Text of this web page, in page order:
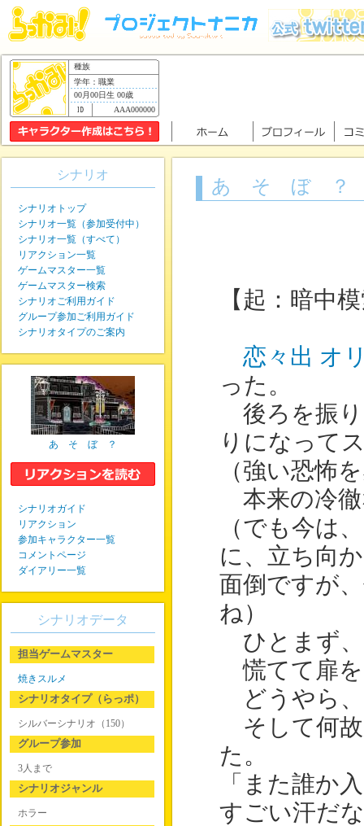
種族
学年：職業
00月00日生 00歳
AAA000000
あ そ ぼ ？
【起：暗中
恋々出 オ
った。
後ろを振り
りになって
（強い恐怖
本来の冷徹
（でも今は
に、立ち向
面倒ですが
ね）
ひとまず、
慌てて扉を
どうやら、
そして何故
た。
「また誰か
すごい汗だ
シナリオ
シナリオトップ
シナリオ一覧（参加受付中）
シナリオ一覧（すべて）
リアクション一覧
ゲームマスター一覧
ゲームマスター検索
シナリオご利用ガイド
グループ参加ご利用ガイド
シナリオタイプのご案内
あ そ ぼ ？
シナリオガイド
リアクション
参加キャラクター一覧
コメントページ
ダイアリー一覧
シナリオデータ
担当ゲームマスター
焼きスルメ
シナリオタイプ（らっポ）
シルバーシナリオ（150）
グループ参加
3人まで
シナリオジャンル
ホラー